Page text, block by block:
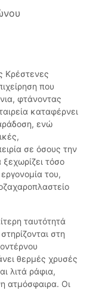
Κρέστενες
που
φτάνοντας
καταφέρνει
ενώ
σε όσους την
τόσο
του,
ταυτότητά
στη
θερμές χρυσές
λιτά ράφια,
ατμόσφαιρα. Οι